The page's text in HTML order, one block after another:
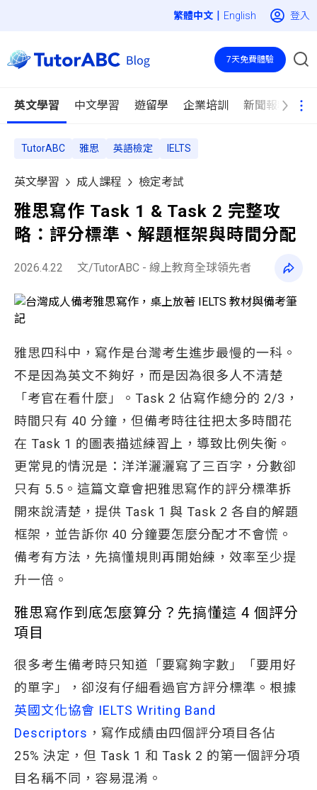
| English 登入
英文學習 中文學習 遊留學 企業培訓 新聞報導
7天免費體驗
TutorABC 雅思 英語檢定 IELTS
英文學習 成人課程 檢定考試
雅思寫作 Task 1 & Task 2 完整攻
略：評分標準、解題框架與時間分配
2026.4.22 文/TutorABC - 線上教育全球領先者
雅思四科中，寫作是台灣考生進步最慢的一科。
不是因為英文不夠好，而是因為很多人不清楚
「考官在看什麼」。Task 2 佔寫作總分的 2/3，
時間只有 40 分鐘，但備考時往往把太多時間花
在 Task 1 的圖表描述練習上，導致比例失衡。
更常見的情況是：洋洋灑灑寫了三百字，分數卻
只有 5.5。這篇文章會把雅思寫作的評分標準拆
開來說清楚，提供 Task 1 與 Task 2 各自的解題
框架，並告訴你 40 分鐘要怎麼分配才不會慌。
備考有方法，先搞懂規則再開始練，效率至少提
升一倍。
雅思寫作到底怎麼算分？先搞懂這 4 個評分
項目
很多考生備考時只知道「要寫夠字數」「要用好
的單字」，卻沒有仔細看過官方評分標準。根據
英國文化協會 IELTS Writing Band
Descriptors ，寫作成績由四個評分項目各佔
25% 決定，但 Task 1 和 Task 2 的第一個評分項
目名稱不同，容易混淆。